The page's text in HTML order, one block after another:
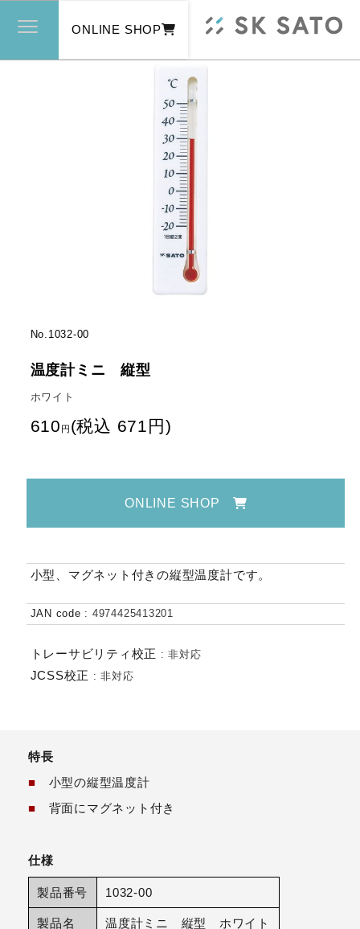
ONLINE SHOP
No. 1032-00
温度計ミニ 縦型
ホワイト
610 円 (税込 671 円 )
ONLINE SHOP
JAN code : 4974425413201
トレーサビリティ校正 :非対応
JCSS校正 :非対応
小型、マグネット付きの縦型温度計です。
特長
■ 小型の縦型温度計
■ 背面にマグネット付き
仕様
製品番号 1032-00
製品名 温度計ミニ 縦型 ホワイト